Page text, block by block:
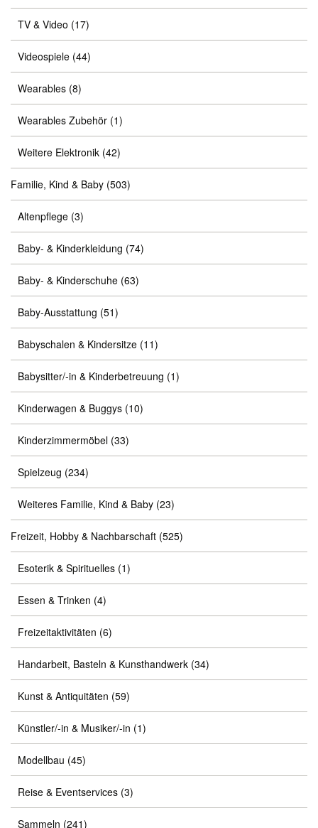
TV & Video (17)
Videospiele (44)
Wearables (8)
Wearables Zubehör (1)
Weitere Elektronik (42)
Familie, Kind & Baby (503)
Altenpflege (3)
Baby- & Kinderkleidung (74)
Baby- & Kinderschuhe (63)
Baby-Ausstattung (51)
Babyschalen & Kindersitze (11)
Babysitter/-in & Kinderbetreuung (1)
Kinderwagen & Buggys (10)
Kinderzimmermöbel (33)
Spielzeug (234)
Weiteres Familie, Kind & Baby (23)
Freizeit, Hobby & Nachbarschaft (525)
Esoterik & Spirituelles (1)
Essen & Trinken (4)
Freizeitaktivitäten (6)
Handarbeit, Basteln & Kunsthandwerk (34)
Kunst & Antiquitäten (59)
Künstler/-in & Musiker/-in (1)
Modellbau (45)
Reise & Eventservices (3)
Sammeln (241)